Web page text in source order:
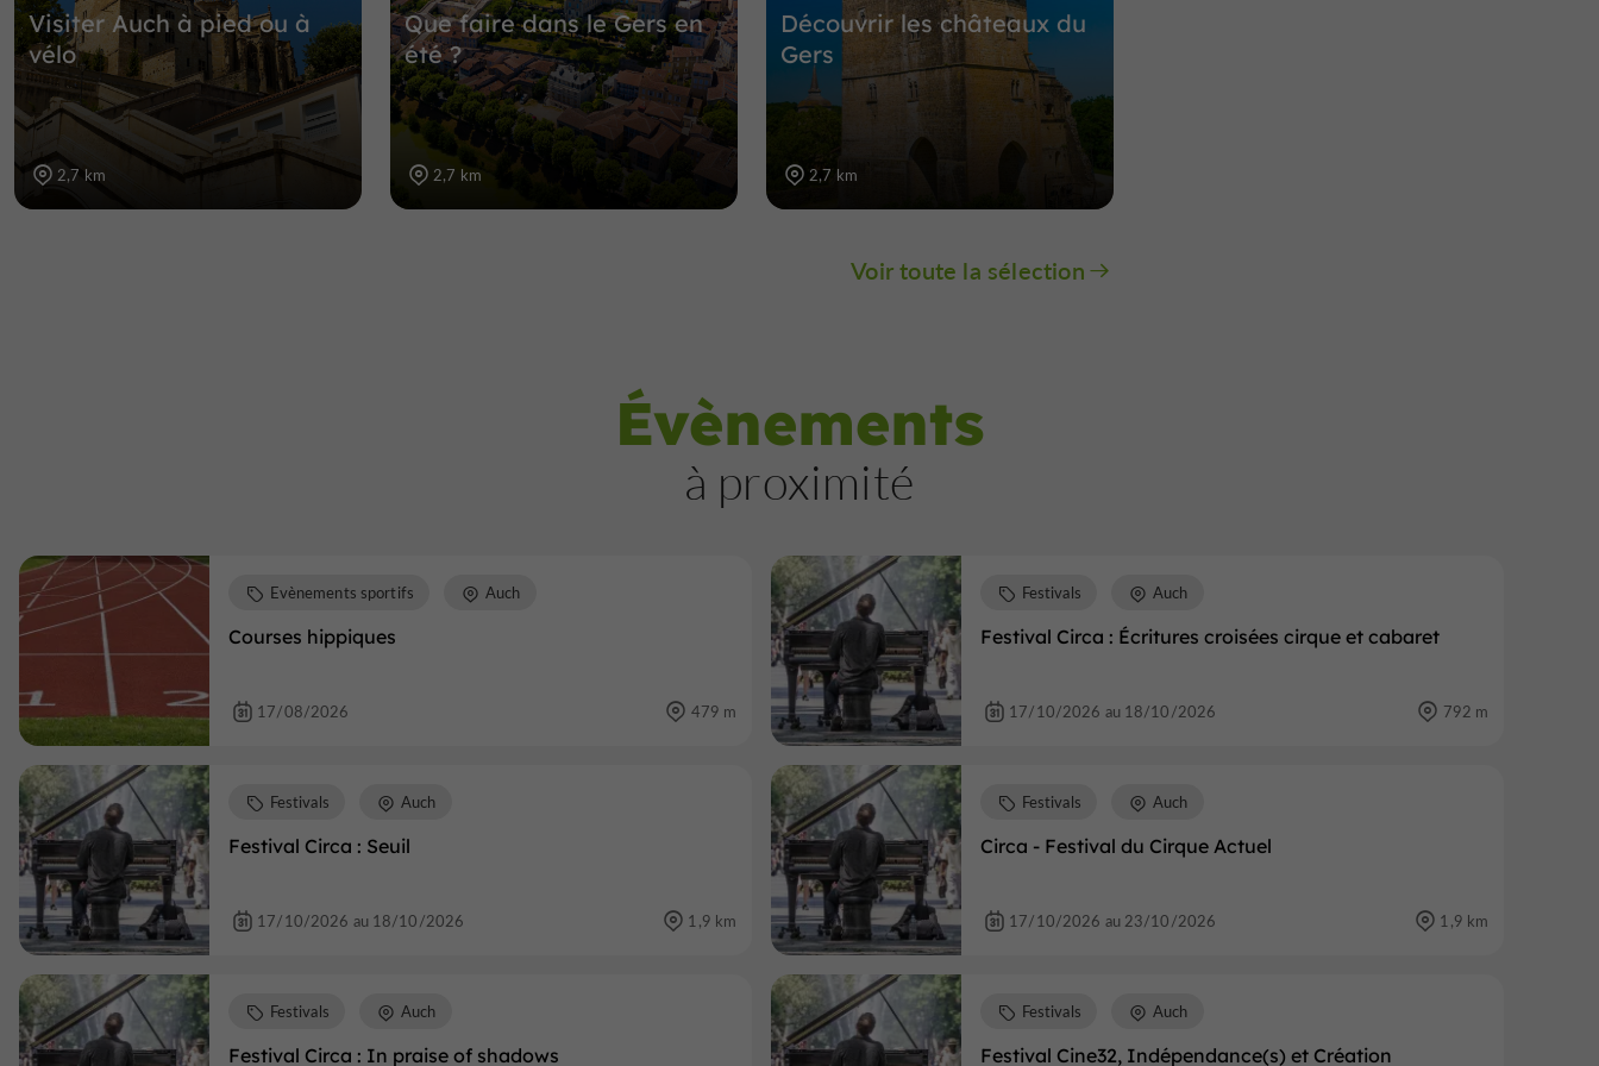
Visiter Auch à pied ou à
vélo
2,7 km
Que faire dans le Gers en
été ?
2,7 km
Découvrir les châteaux du
Gers
2,7 km
Voir toute la sélection
Évènements
à proximité
Courses hippiques
Evènements sportifs Auch
17/08/2026 479 m
Festival Circa : Écritures croisées cirque et cabaret
Festivals Auch
17/10/2026 au 18/10/2026 792 m
Festival Circa : Seuil
Festivals Auch
17/10/2026 au 18/10/2026 1,9 km
Circa - Festival du Cirque Actuel
Festivals Auch
17/10/2026 au 23/10/2026 1,9 km
Festival Circa : In praise of shadows
Festivals Auch
Festival Cine32, Indépendance(s) et Création
Festivals Auch